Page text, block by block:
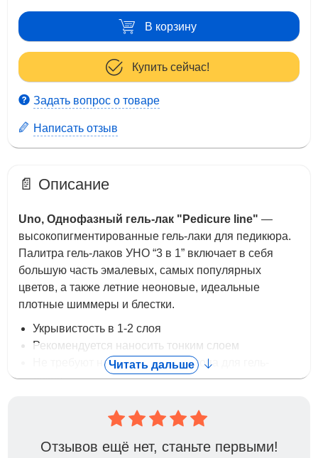
В корзину
Купить сейчас!
Задать вопрос о товаре
Написать отзыв
📄 Описание
Uno, Однофазный гель-лак "Pedicure line" —
высокопигментированные гель-лаки для педикюра.
Палитра гель-лаков УНО “3 в 1” включает в себя
большую часть эмалевых, самых популярных
цветов, а также летние неоновые, идеальные
плотные шиммеры и блестки.
Укрывистость в 1-2 слоя
Рекомендуется наносить тонким слоем
Не требуют нанесения базы и топа для гель-
лаков
использовать базу)
Значительно экономят время при создании
педикюра
Читать дальше
Отзывов ещё нет, станьте первыми!